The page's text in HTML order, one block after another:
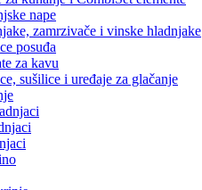
nape
zamrzivače i vinske hladnjake
posuđa
za kavu
sušilice i uređaje za glačanje